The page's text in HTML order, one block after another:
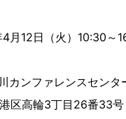
月12日（火）10:30～
カンファレンスセンタ
輪3丁目26番33号